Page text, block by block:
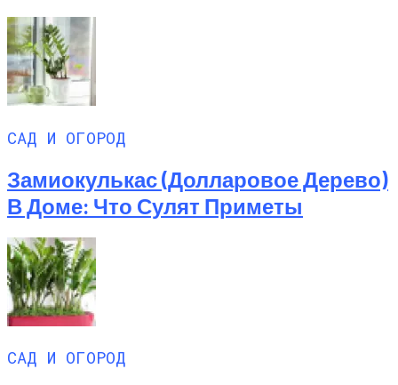
САД И ОГОРОД
Замиокулькас (долларовое Дерево)
В Доме: Что Сулят Приметы
САД И ОГОРОД